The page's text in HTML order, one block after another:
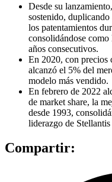
Desde su
sostenido,
los patentamientos
consolidándose
años consecutivos.
En 2020, con precios
alcanzó el 5% del
modelo más vendido.
En febrero de 2022
de market share, la
desde 1993,
liderazgo de
Compartir: